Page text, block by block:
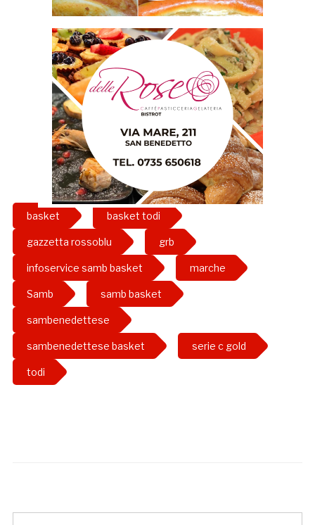
basket basket todi
gazzetta rossoblu grb
infoservice samb basket marche
Samb samb basket
sambenedettese
sambenedettese basket serie c gold
todi